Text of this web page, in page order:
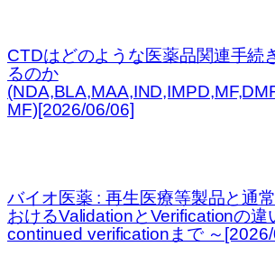
CTDはどのような医薬品関連手続
るのか
MF)[2026/06/06]
バイオ医薬 : 再生医療等製品と通
おけるValidationとVerificationの違
continued verificationまで ～